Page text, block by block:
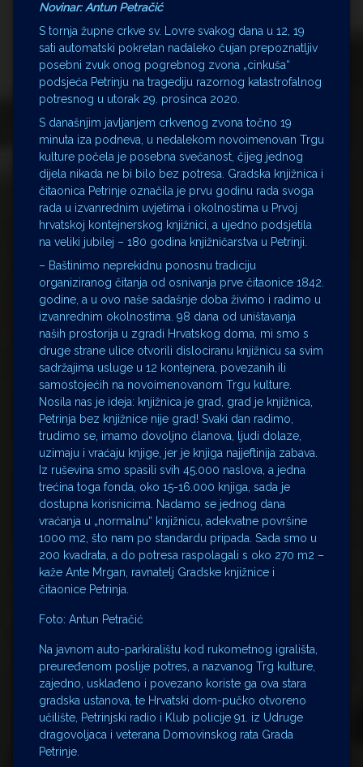
Novinar: Antun Petračić
S tornja župne crkve sv. Lovre svakog dana u 12, 19
sati automatski pokretan nadaleko čujan prepoznatljiv
posebni zvuk onog pogrebnog zvona „cinkuša“
podsjeća Petrinju na tragediju razornog katastrofalnog
potresnog u utorak 29. prosinca 2020.
S današnjim javljanjem crkvenog zvona točno 19
minuta iza podneva, u nedalekom novoimenovan Trgu
kulture počela je posebna svečanost, čijeg jednog
dijela nikada ne bi bilo bez potresa. Gradska knjižnica i
čitaonica Petrinje označila je prvu godinu rada svoga
rada u izvanrednim uvjetima i okolnostima u Prvoj
hrvatskoj kontejnerskog knjižnici, a ujedno podsjetila
na veliki jubilej – 180 godina knjižničarstva u Petrinji.
– Baštinimo neprekidnu ponosnu tradiciju
organiziranog čitanja od osnivanja prve čitaonice 1842.
godine, a u ovo naše sadašnje doba živimo i radimo u
izvanrednim okolnostima. 98 dana od uništavanja
naših prostorija u zgradi Hrvatskog doma, mi smo s
druge strane ulice otvorili dislociranu knjižnicu sa svim
sadržajima usluge u 12 kontejnera, povezanih ili
samostojećih na novoimenovanom Trgu kulture.
Nosila nas je ideja: knjižnica je grad, grad je knjižnica,
Petrinja bez knjižnice nije grad! Svaki dan radimo,
trudimo se, imamo dovoljno članova, ljudi dolaze,
uzimaju i vraćaju knjige, jer je knjiga najjeftinija zabava.
Iz ruševina smo spasili svih 45.000 naslova, a jedna
trećina toga fonda, oko 15-16.000 knjiga, sada je
dostupna korisnicima. Nadamo se jednog dana
vraćanja u „normalnu“ knjižnicu, adekvatne površine
1000 m2, što nam po standardu pripada. Sada smo u
200 kvadrata, a do potresa raspolagali s oko 270 m2 –
kaže Ante Mrgan, ravnatelj Gradske knjižnice i
čitaonice Petrinja.
Foto: Antun Petračić
Na javnom auto-parkiralištu kod rukometnog igrališta,
preuređenom poslije potres, a nazvanog Trg kulture,
zajedno, usklađeno i povezano koriste ga ova stara
gradska ustanova, te Hrvatski dom-pučko otvoreno
učilište, Petrinjski radio i Klub policije 91. iz Udruge
dragovoljaca i veterana Domovinskog rata Grada
Petrinje.